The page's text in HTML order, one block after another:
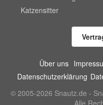
Katzensitter
Über uns
Datenschutzerklärung
© 2005-2026 Snautz.de -
Alle